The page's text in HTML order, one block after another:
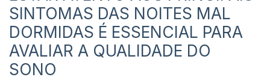
SINTOMAS DAS NOITES MAL
DORMIDAS É ESSENCIAL PARA
AVALIAR A QUALIDADE DO
SONO